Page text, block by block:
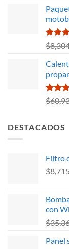
de 5
con
de 5
$
con
$
DESTACADOS
Filtro
$
con
$
Panel